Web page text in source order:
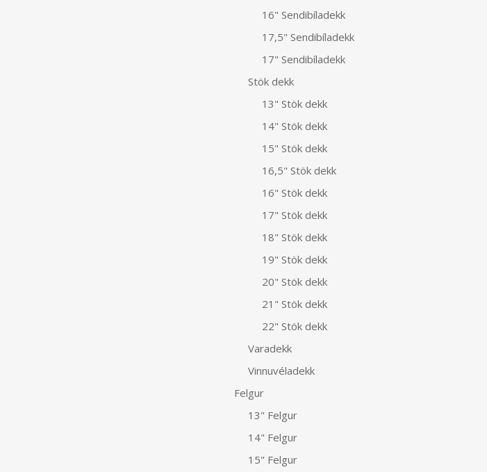
16" Sendibíladekk
17,5" Sendibíladekk
17" Sendibíladekk
Stök dekk
13" Stök dekk
14" Stök dekk
15" Stök dekk
16,5" Stök dekk
16" Stök dekk
17" Stök dekk
18" Stök dekk
19" Stök dekk
20" Stök dekk
21" Stök dekk
22" Stök dekk
Varadekk
Vinnuvéladekk
Felgur
13" Felgur
14" Felgur
15" Felgur